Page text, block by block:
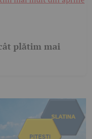
plătim mai